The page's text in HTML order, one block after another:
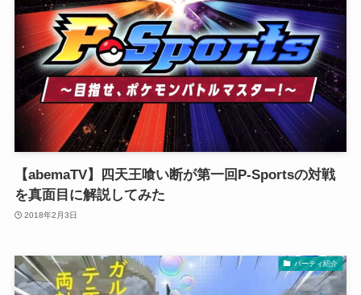
【abemaTV】四天王喰い断が第一回P-Sportsの対戦
を真面目に解説してみた
2018年2月3日
パーティ紹介